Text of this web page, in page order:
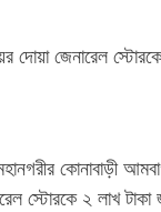
দোয়া জেনারেল
কোনাবাড়ী
স্টোরকে ২ লাখ টাকা